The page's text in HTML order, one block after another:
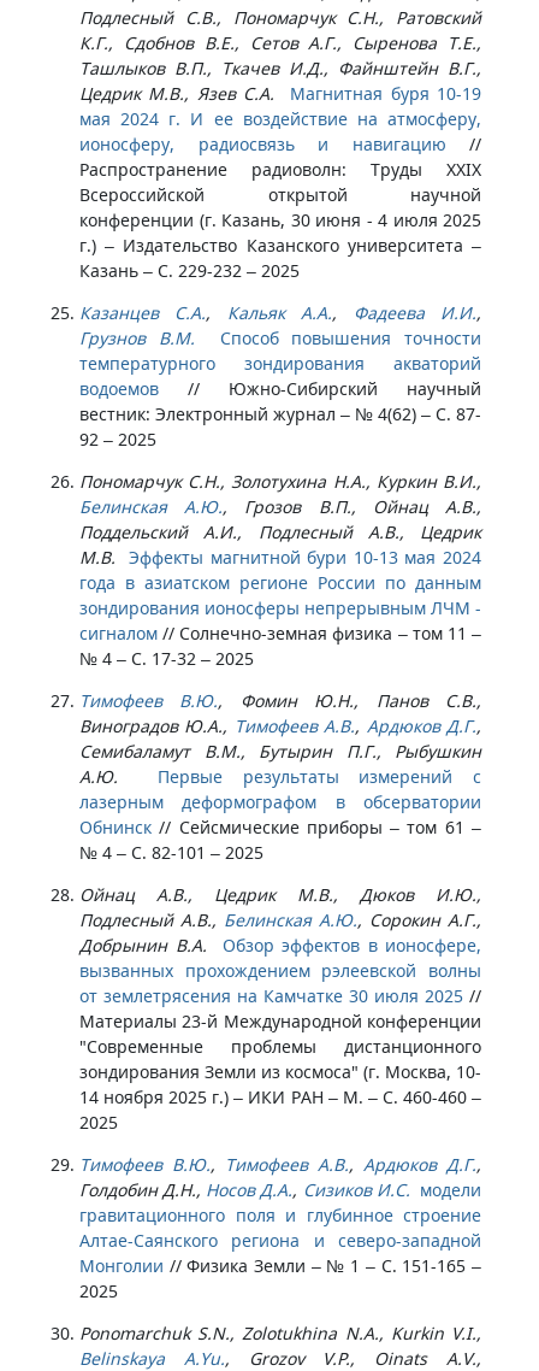
Подлесный С.В., Пономарчук С.Н., Ратовский
К.Г., Сдобнов В.Е., Сетов А.Г., Сыренова Т.Е.,
Ташлыков В.П., Ткачев И.Д., Файнштейн В.Г.,
Цедрик М.В., Язев С.А.
Магнитная буря 10-19
мая 2024 г. И ее воздействие на атмосферу,
ионосферу, радиосвязь и навигацию //
Распространение радиоволн: Труды XXIX
Всероссийской открытой научной
конференции (г. Казань, 30 июня - 4 июля 2025
г.) – Издательство Казанского университета –
Казань – С. 229-232 – 2025
Казанцев С.А., Кальяк А.А., Фадеева И.И.,
Грузнов В.М.
Способ повышения точности
температурного зондирования акваторий
водоемов // Южно-Сибирский научный
вестник: Электронный журнал – № 4(62) – С. 87-
92 – 2025
Пономарчук С.Н., Золотухина Н.А., Куркин В.И.,
Белинская А.Ю., Грозов В.П., Ойнац А.В.,
Поддельский А.И., Подлесный А.В., Цедрик
М.В.
Эффекты магнитной бури 10-13 мая 2024
года в азиатском регионе России по данным
зондирования ионосферы непрерывным ЛЧМ -
сигналом //Солнечно-земная физика – том 11 –
№ 4 – С. 17-32 – 2025
Тимофеев В.Ю., Фомин Ю.Н., Панов С.В.,
Виноградов Ю.А., Тимофеев А.В., Ардюков Д.Г.,
Семибаламут В.М., Бутырин П.Г., Рыбушкин
А.Ю.
Первые результаты измерений с
лазерным деформографом в обсерватории
Обнинск // Сейсмические приборы – том 61 –
№ 4 – С. 82-101 – 2025
Ойнац А.В., Цедрик М.В., Дюков И.Ю.,
Подлесный А.В., Белинская А.Ю., Сорокин А.Г.,
Добрынин В.А.
Обзор эффектов в ионосфере,
вызванных прохождением рэлеевской волны
от землетрясения на Камчатке 30 июля 2025 //
Материалы 23-й Международной конференции
"Современные проблемы дистанционного
зондирования Земли из космоса" (г. Москва, 10-
14 ноября 2025 г.) – ИКИ РАН – М. – С. 460-460 –
2025
Тимофеев В.Ю., Тимофеев А.В., Ардюков Д.Г.,
Голдобин Д.Н., Носов Д.А., Сизиков И.С. модели
гравитационного поля и глубинное строение
Алтае-Саянского региона и северо-западной
Монголии //Физика Земли – № 1 – С. 151-165 –
2025
Ponomarchuk S.N., Zolotukhina N.A., Kurkin V.I.,
Belinskaya A.Yu., Grozov V.P., Oinats A.V.,